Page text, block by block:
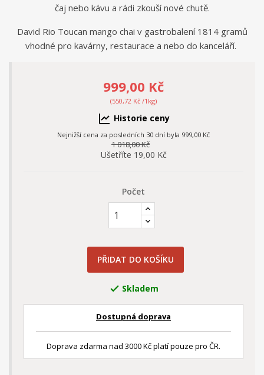
čaj nebo kávu a rádi zkouší nové chutě.
David Rio Toucan mango chai v gastrobalení 1814 gramů
vhodné pro kavárny, restaurace a nebo do kanceláří.
999,00 Kč
(550,72 Kč /1kg)
Historie ceny
Nejnižší cena za posledních 30 dní byla 999,00 Kč
1 018,00 Kč
Ušetříte 19,00 Kč
Počet
PŘIDAT DO KOŠÍKU
 Skladem
Dostupná doprava
Doprava zdarma nad 3000 Kč platí pouze pro ČR.